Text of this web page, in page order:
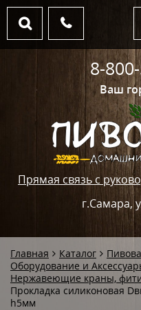
Ваш
Прямая связь с
г.Самара,
8-
Главная Каталог
Оборудование и
Нержавеющие краны,
Прокладка силиконовая
h5мм